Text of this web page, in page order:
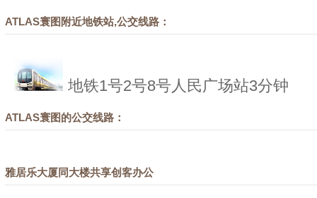
ATLAS寰图附近地铁站,公交线路：
地铁1号2号8号人民广场站3分钟
ATLAS寰图的公交线路：
雅居乐大厦同大楼共享创客办公